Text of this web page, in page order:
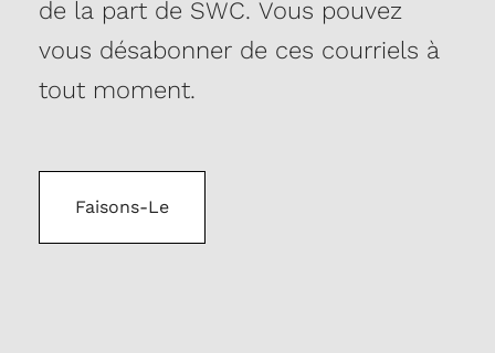
de la part de SWC. Vous pouvez
vous désabonner de ces courriels à
tout moment.